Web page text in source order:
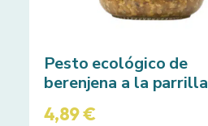
Pesto ecológico de
berenjena a la parrilla
4,89€